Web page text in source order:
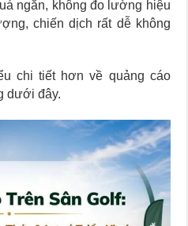
ngắn, không đo lường hiệu
chiến dịch rất dễ không
chi tiết hơn về quảng cáo
dưới đây.